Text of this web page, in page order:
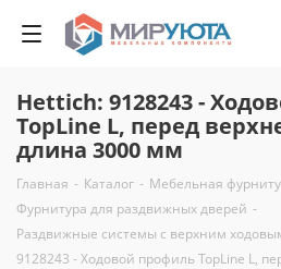
Hettich: 9128243 -
TopLine L, перед
длина 3000 мм
Главная - Каталог - Мебельная
Фурнитура для раздвижных дверей -
Раздвижные системы с верхним
9128243 - Ходовой профиль TopLine L,